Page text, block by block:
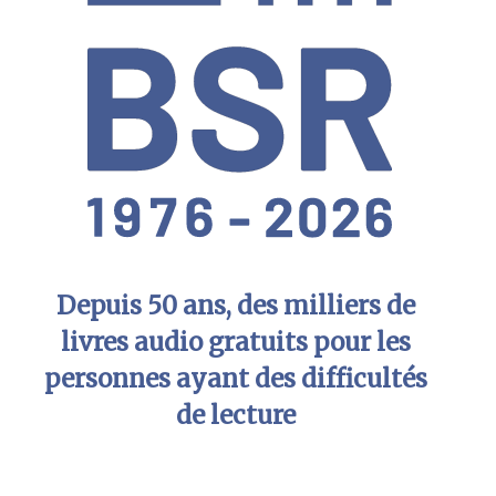
Depuis 50 ans, des milliers de
livres audio gratuits pour les
personnes ayant des difficultés
de lecture